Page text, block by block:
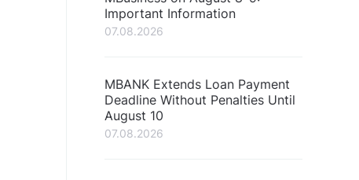
Important Information
07.08.2026
MBANK Extends Loan Payment
Deadline Without Penalties Until
August 10
07.08.2026